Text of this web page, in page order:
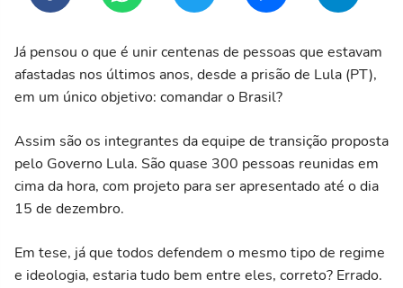
Já pensou o que é unir centenas de pessoas que estavam
afastadas nos últimos anos, desde a prisão de Lula (PT),
em um único objetivo: comandar o Brasil?
Assim são os integrantes da equipe de transição proposta
pelo Governo Lula. São quase 300 pessoas reunidas em
cima da hora, com projeto para ser apresentado até o dia
15 de dezembro.
Em tese, já que todos defendem o mesmo tipo de regime
e ideologia, estaria tudo bem entre eles, correto? Errado.